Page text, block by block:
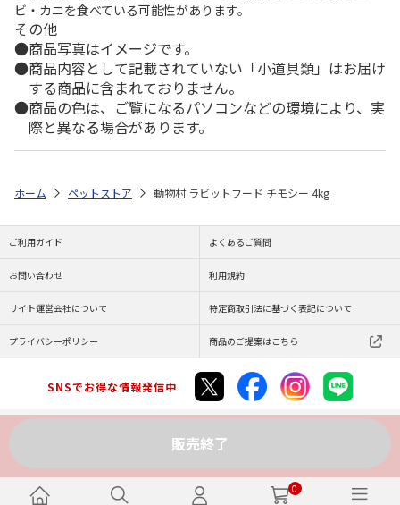
0
ビ・カニを食べている可能性があります。
その他
商品写真はイメージです。
商品内容として記載されていない「小道具類」はお届け
する商品に含まれておりません。
商品の色は、ご覧になるパソコンなどの環境により、実
際と異なる場合があります。
販売終了
ホーム ペットストア 動物村 ラビットフード チモシー 4kg
ご利用ガイド よくあるご質問
お問い合わせ 利用規約
サイト運営会社について 特定商取引法に基づく表記について
プライバシーポリシー 商品のご提案はこちら
SNSでお得な情報発信中